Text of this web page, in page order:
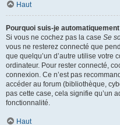
Haut
Pourquoi suis-je
Si vous ne cochez pas la case Se
vous ne resterez connecté que
que quelqu’un d’autre utilise votre
ordinateur. Pour rester connecté,
connexion. Ce n’est pas
accéder au forum (bibliothèque,
pas cette case, cela signifie qu’un
fonctionnalité.
Haut